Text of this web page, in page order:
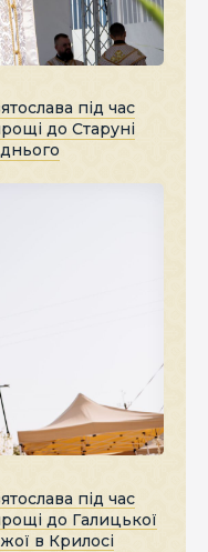
під час
до Старуні
під час
до Галицької
в Крилосі